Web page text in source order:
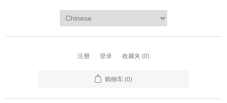
注册 登录 收藏夹 (0)
购物车 (0)